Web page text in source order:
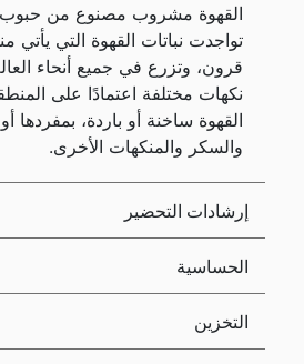
القهوة مشروب مصنوع من
تواجدت نباتات القهوة التي يأتي
قرون، وتزرع في جميع أنحاء
نكهات مختلفة اعتمادًا على
القهوة ساخنة أو باردة، بمفردها
والسكر والمنكهات الأخرى.
إرشادات التحضير
الحساسية
التخزين